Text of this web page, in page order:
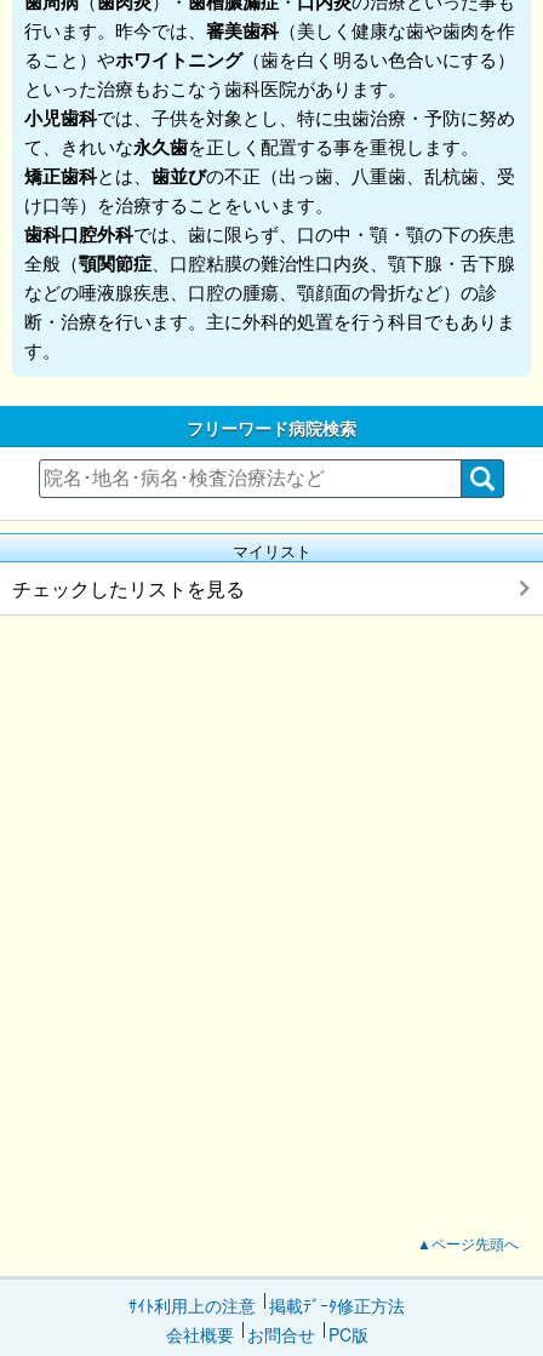
行います。昨今では、 審美歯科（美しく健康な歯や歯肉を作
ること）やホワイトニング（歯を白く明るい色合いにする）
といった治療もおこなう歯科医院があります。
小児歯科では、子供を対象とし、特に虫歯治療・予防に努め
て、きれいな永久歯を正しく配置する事を重視します。
矯正歯科とは、 歯並びの不正（出っ歯、八重歯、乱杭歯、受
け口等）を治療することをいいます。
歯科口腔外科では、歯に限らず、口の中・顎・顎の下の疾患
全般（顎関節症 、口腔粘膜の難治性口内炎、顎下腺・舌下腺
などの唾液腺疾患、口腔の腫瘍、顎顔面の骨折など）の診
断・治療を行います。主に外科的処置を行う科目でもありま
す。
フリーワード病院検索
マイリスト
チェックしたリストを見る
▲ページ先頭へ
ｻｲﾄ利用上の注意 掲載ﾃﾞｰﾀ修正方法
会社概要
お問合せ PC版